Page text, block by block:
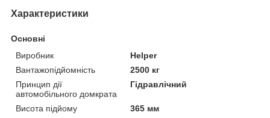
Характеристики
Основні
Виробник
Helper
Вантажопідйомність
2500 кг
Принцип дії
автомобільного домкрата
Гідравлічний
Висота підйому
365 мм